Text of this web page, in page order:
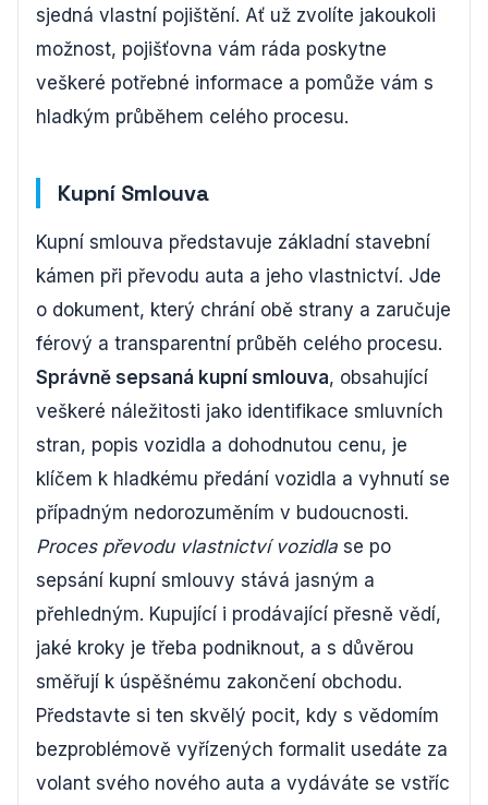
sjedná vlastní pojištění. Ať už zvolíte jakoukoli
možnost, pojišťovna vám ráda poskytne
veškeré potřebné informace a pomůže vám s
hladkým průběhem celého procesu.
Kupní Smlouva
Kupní smlouva představuje základní stavební
kámen při převodu auta a jeho vlastnictví. Jde
o dokument, který chrání obě strany a zaručuje
férový a transparentní průběh celého procesu.
Správně sepsaná kupní smlouva, obsahující
veškeré náležitosti jako identifikace smluvních
stran, popis vozidla a dohodnutou cenu, je
klíčem k hladkému předání vozidla a vyhnutí se
případným nedorozuměním v budoucnosti.
Proces převodu vlastnictví vozidla se po
sepsání kupní smlouvy stává jasným a
přehledným. Kupující i prodávající přesně vědí,
jaké kroky je třeba podniknout, a s důvěrou
směřují k úspěšnému zakončení obchodu.
Představte si ten skvělý pocit, kdy s vědomím
bezproblémově vyřízených formalit usedáte za
volant svého nového auta a vydáváte se vstříc